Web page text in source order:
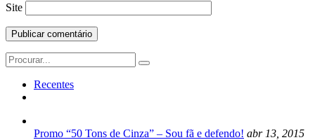
Site
Search
for:
Recentes
Promo “50 Tons de Cinza” – Sou fã e defendo! abr 13, 2015